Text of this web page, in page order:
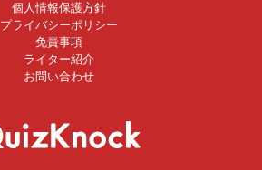
個人情報保護方針
プライバシーポリシー
免責事項
ライター紹介
お問い合わせ